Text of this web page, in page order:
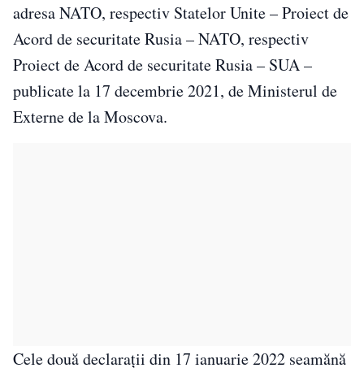
adresa NATO, respectiv Statelor Unite – Proiect de
Acord de securitate Rusia – NATO, respectiv
Proiect de Acord de securitate Rusia – SUA –
publicate la 17 decembrie 2021, de Ministerul de
Externe de la Moscova.
Cele două declarații din 17 ianuarie 2022 seamănă